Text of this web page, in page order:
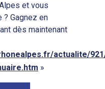
et vous
Gagnez en
dès maintenant
actualite/
»